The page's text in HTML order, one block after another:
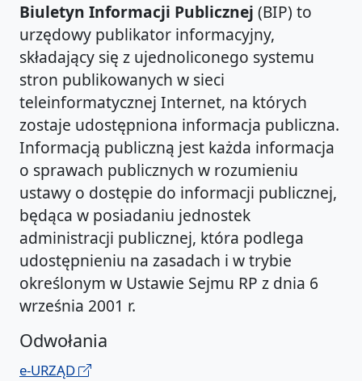
Biuletyn Informacji Publicznej (BIP) to
urzędowy publikator informacyjny,
składający się z ujednoliconego systemu
stron publikowanych w sieci
teleinformatycznej Internet, na których
zostaje udostępniona informacja publiczna.
Informacją publiczną jest każda informacja
o sprawach publicznych w rozumieniu
ustawy o dostępie do informacji publicznej,
będąca w posiadaniu jednostek
administracji publicznej, która podlega
udostępnieniu na zasadach i w trybie
określonym w Ustawie Sejmu RP z dnia 6
września 2001 r.
Odwołania
e-URZĄD